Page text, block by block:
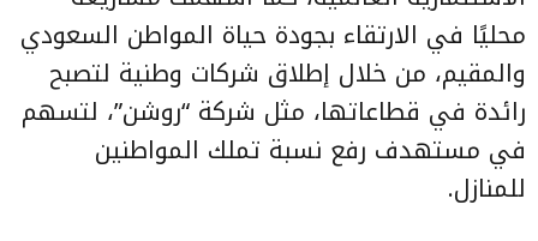
محليًا في الارتقاء بجودة حياة المواطن السعودي
والمقيم، من خلال إطلاق شركات وطنية لتصبح
رائدة في قطاعاتها، مثل شركة “روشن”، لتسهم
في مستهدف رفع نسبة تملك المواطنين
للمنازل.